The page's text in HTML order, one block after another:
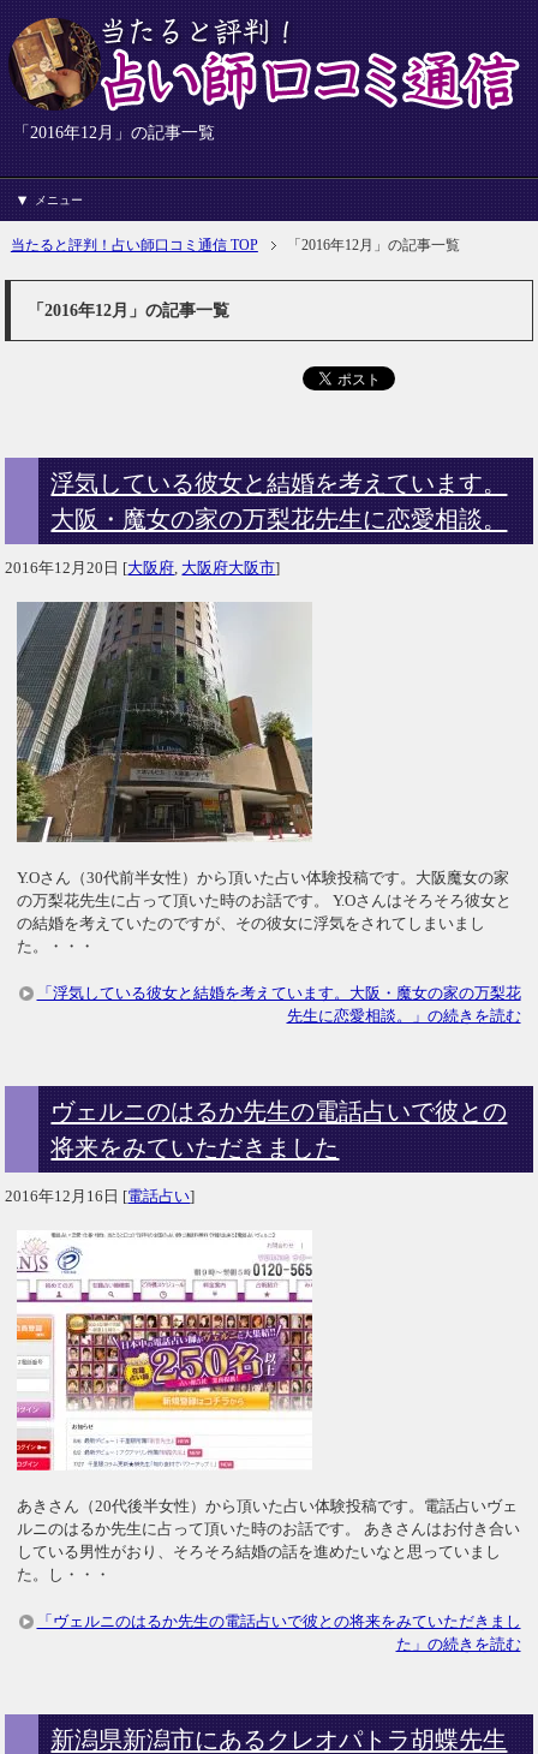
「2016年12月」の記事一覧
メニュー
当たると評判！占い師口コミ通信 TOP 「2016年12月」の記事一覧
「2016年12月」の記事一覧
浮気している彼女と結婚を考えています。
大阪・魔女の家の万梨花先生に恋愛相談。
2016年12月20日 [大阪府 大阪府大阪市]
Y.Oさん（30代前半女性）から頂いた占い体験投稿です。大阪魔女の家
の万梨花先生に占って頂いた時のお話です。 Y.Oさんはそろそろ彼女と
の結婚を考えていたのですが、その彼女に浮気をされてしまいまし
た。・・・
「浮気している彼女と結婚を考えています。大阪・魔女の家の万梨花
先生に恋愛相談。」の続きを読む
ヴェルニのはるか先生の電話占いで彼との
将来をみていただきました
2016年12月16日 [電話占い]
あきさん（20代後半女性）から頂いた占い体験投稿です。電話占いヴェ
ルニのはるか先生に占って頂いた時のお話です。 あきさんはお付き合い
している男性がおり、そろそろ結婚の話を進めたいなと思っていまし
た。し・・・
「ヴェルニのはるか先生の電話占いで彼との将来をみていただきまし
た」の続きを読む
新潟県新潟市にあるクレオパトラ胡蝶先生